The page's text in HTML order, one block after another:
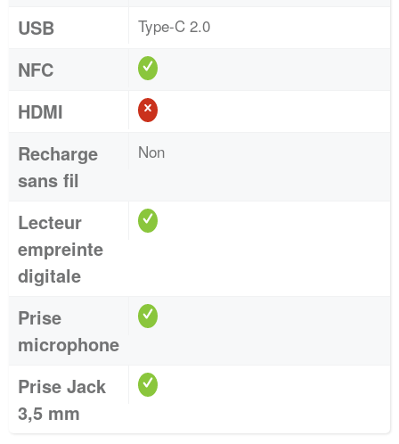
USB Type-C 2.0
NFC
HDMI
Recharge
sans fil
Non
Lecteur
empreinte
digitale
Prise
microphone
Prise Jack
3,5 mm